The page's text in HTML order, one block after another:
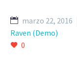
marzo 22, 2016
Raven (Demo)
0